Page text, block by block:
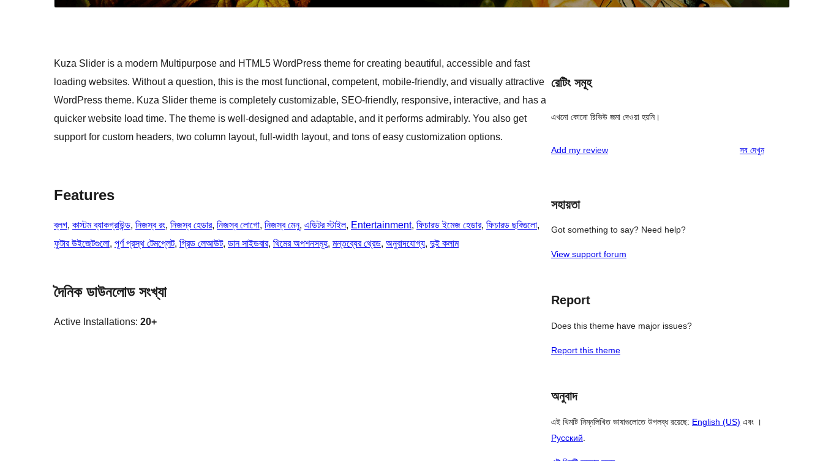
Kuza Slider is a modern Multipurpose and HTML5 WordPress theme for creating beautiful, accessible and fast
loading websites. Without a question, this is the most functional, competent, mobile-friendly, and visually attractive
WordPress theme. Kuza Slider theme is completely customizable, SEO-friendly, responsive, interactive, and has a
quicker website load time. The theme is well-designed and adaptable, and it performs admirably. You also get
support for custom headers, two column layout, full-width layout, and tons of easy customization options.
Features
ব্লগ, কাস্টম ব্যাকগ্রাউন্ড, নিজস্ব রং, নিজস্ব হেডার, নিজস্ব লোগো, নিজস্ব মেনু, এডিটর স্টাইল, Entertainment, ফিচারড ইমেজ হেডার, ফিচারড ছবিগুলো
ফুটার উইজেটগুলো, পূর্ণ প্রস্থ টেমপ্লেট, গ্রিড লেআউট, ডান সাইডবার, থিমের অপশনসমূহ, মন্তব্যের থ্রেড, অনুবাদযোগ্য, দুই কলাম
দৈনিক ডাউনলোড সংখ্যা
Active Installations: 20+
রেটিং সমূহ
এখনো কোনো রিভিউ জমা দেওয়া হয়নি।
Add my review সবরিভিউ
দেখুন
সহায়তা
Got something to say? Need help?
View support forum
Report
Does this theme have major issues?
Report this theme
অনুবাদ
এই থিমটি নিম্নলিখিত ভাষাগুলোতে উপলব্ধ রয়েছে: English (US) এবং ।
Русский